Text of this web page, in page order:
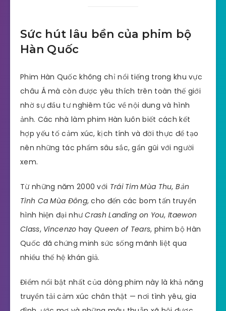
Sức hút lâu bền của phim bộ
Hàn Quốc
Phim Hàn Quốc không chỉ nổi tiếng trong khu vực
châu Á mà còn được yêu thích trên toàn thế giới
nhờ sự đầu tư nghiêm túc về nội dung và hình
ảnh. Các nhà làm phim Hàn luôn biết cách kết
hợp yếu tố cảm xúc, kịch tính và đời thực để tạo
nên những tác phẩm sâu sắc, gần gũi với người
xem.
Từ những năm 2000 với Trái Tim Mùa Thu,Bản
Tình Ca Mùa Đông, cho đến các bom tấn truyền
hình hiện đại nhưCrash Landing on You,Itaewon
Class, Vincenzo hayQueen of Tears, phim bộ Hàn
Quốc đã chứng minh sức sống mãnh liệt qua
nhiều thế hệ khán giả.
Điểm nổi bật nhất của dòng phim này là khả năng
truyền tải cảm xúc chân thật — nơi tình yêu, gia